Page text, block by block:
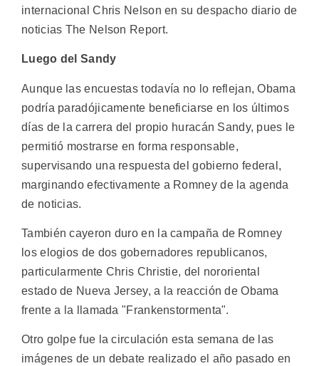
internacional Chris Nelson en su despacho diario de
noticias The Nelson Report.
Luego del Sandy
Aunque las encuestas todavía no lo reflejan, Obama
podría paradójicamente beneficiarse en los últimos
días de la carrera del propio huracán Sandy, pues le
permitió mostrarse en forma responsable,
supervisando una respuesta del gobierno federal,
marginando efectivamente a Romney de la agenda
de noticias.
También cayeron duro en la campaña de Romney
los elogios de dos gobernadores republicanos,
particularmente Chris Christie, del nororiental
estado de Nueva Jersey, a la reacción de Obama
frente a la llamada "Frankenstormenta".
Otro golpe fue la circulación esta semana de las
imágenes de un debate realizado el año pasado en